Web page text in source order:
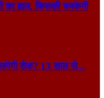
का हाल, किसकी चमकेगी
रोक? 13 साल से...